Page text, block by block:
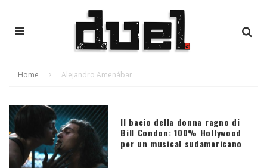
Home Alejandro Amenábar
Il bacio della donna ragno di
Bill Condon: 100% Hollywood
per un musical sudamericano